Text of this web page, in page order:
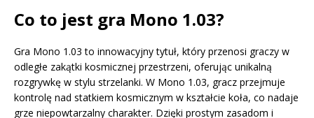
Co to jest gra Mono 1.03?
Gra Mono 1.03 to innowacyjny tytuł, który przenosi graczy w
odległe zakątki kosmicznej przestrzeni, oferując unikalną
rozgrywkę w stylu strzelanki. W Mono 1.03, gracz przejmuje
kontrolę nad statkiem kosmicznym w kształcie koła, co nadaje
grze niepowtarzalny charakter. Dzięki prostym zasadom i